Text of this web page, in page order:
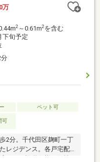
万
2 ～0.61m2 を含む
下旬予定
ペット可
可
2分。千代田区麹町一丁
レジデンス。各戸宅配
にする設備仕様。個性